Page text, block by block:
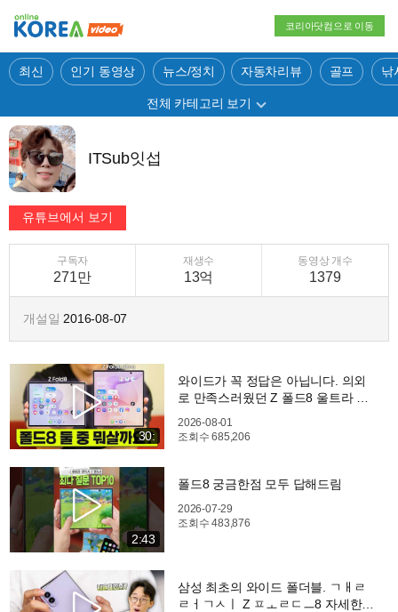
코리아닷컴으로 이동
최신 인기 동영상 뉴스/정치 자동차리뷰 골프 낚
전체 카테고리 보기
ITSub잇섭
구독자
271만
재생수
13억
동영상 개수
1379
개설일 2016-08-07
30:
와이드가 꼭 정답은 아닙니다. 의외
로 만족스러웠던 Z 폴드8 울트라 일
2026-08-01
조회수685,206
2:43
폴드8 궁금한점 모두 답해드림
2026-07-29
조회수483,876
삼성 최초의 와이드 폴더블. ㄱㅐㄹ
ㄹㅓㄱㅅㅣ Z ㅍㅗㄹㄷㅡ8 자세한